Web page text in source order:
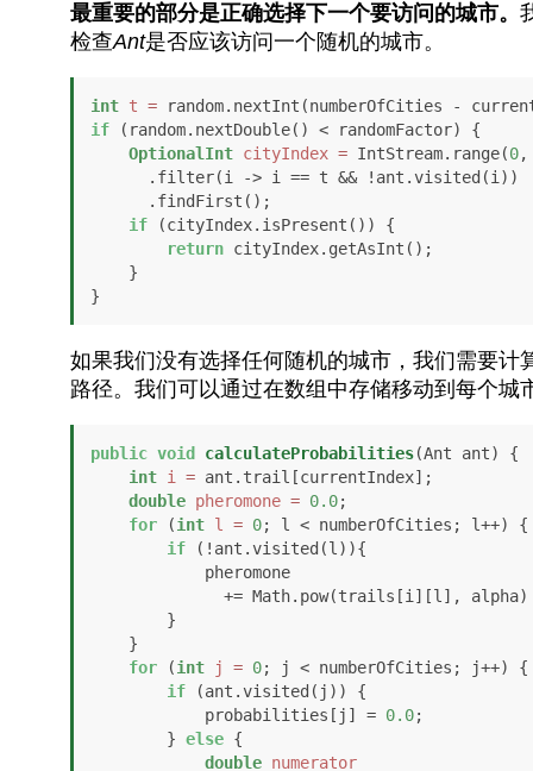
最重要的部分是正确选择下一个要访问的城市。
检查Ant是否应该访问一个随机的城市。
int t =
if (random.nextDouble() < randomFactor) {
OptionalInt cityIndex = IntStream.range(0,
if (cityIndex.isPresent()) {
return cityIndex.getAsInt();
}
如果我们没有选择任何随机的城市，我们需要
路径。我们可以通过在数组中存储移动到每个城
public void calculateProbabilities(Ant ant)
{
int i = ant.trail[currentIndex];
double pheromone = 0.0;
for (int l = 0; l < numberOfCities; l++) {
if (!ant.visited(l)){
+= Math.pow(trails[i][l],
for (int j = 0; j < numberOfCities; j++) {
if (ant.visited(j)) {
            probabilities[j] =
0.0;
        }
else {
double numerator